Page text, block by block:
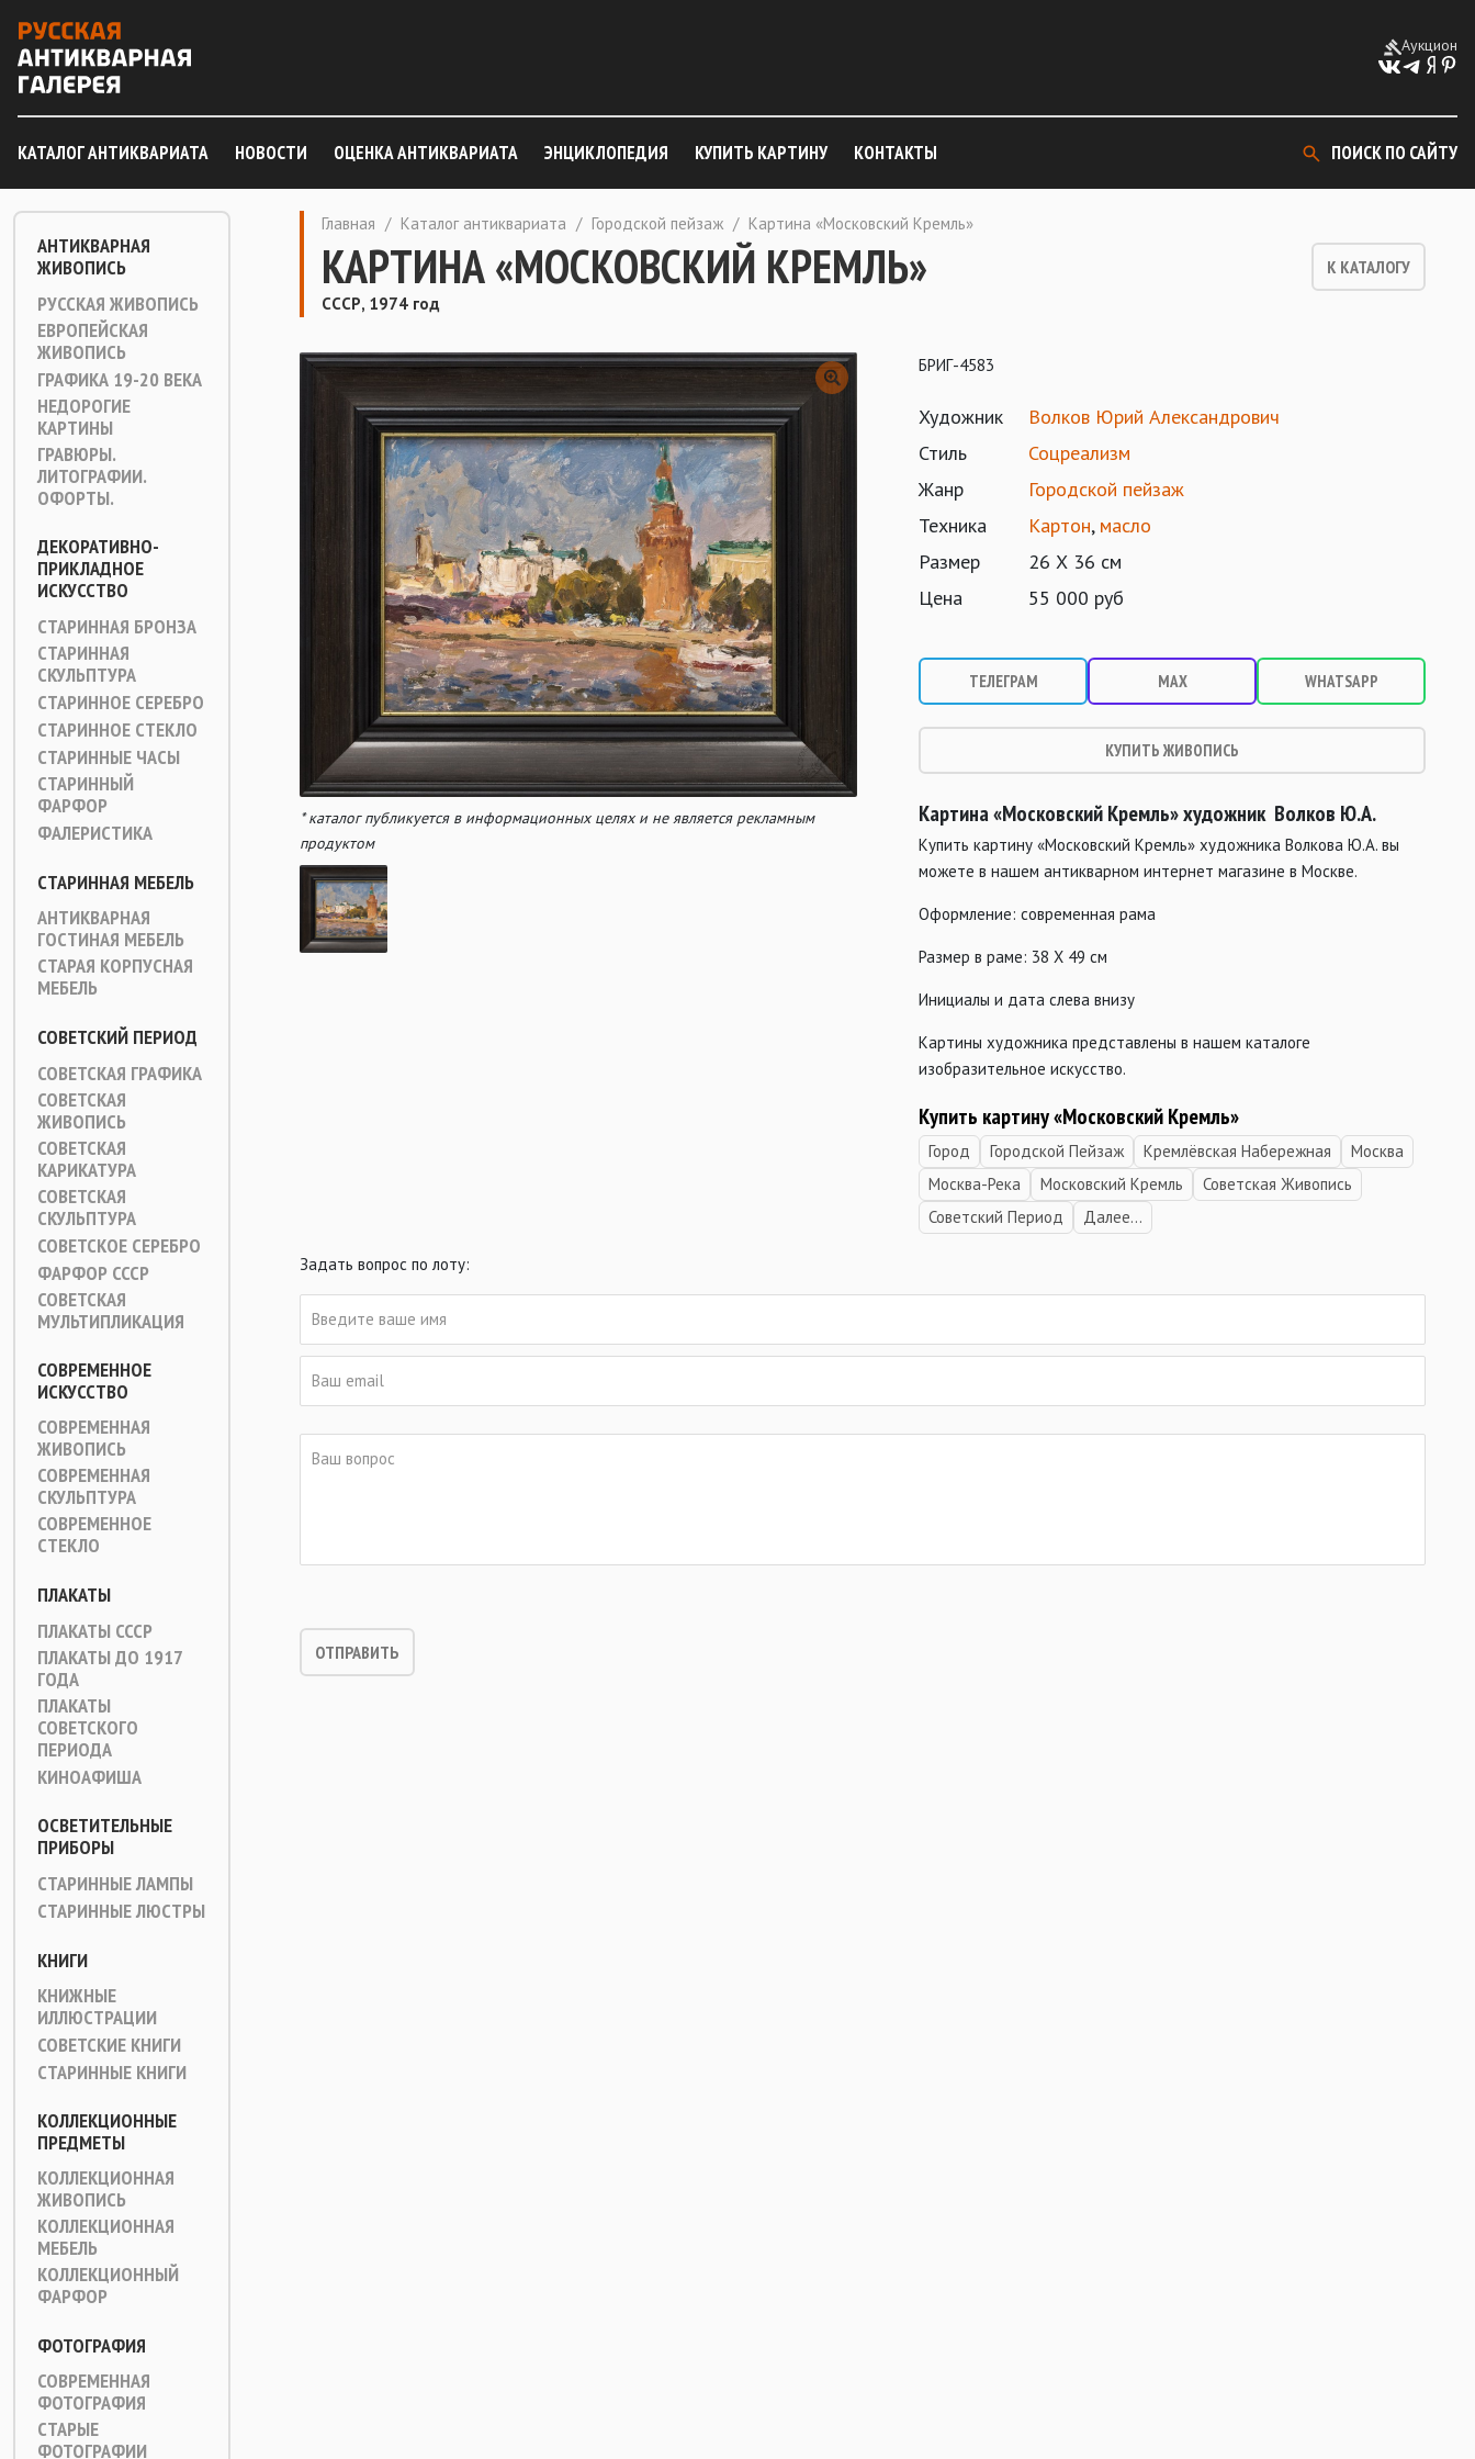
Аукцион
КАТАЛОГ АНТИКВАРИАТА НОВОСТИ ОЦЕНКА АНТИКВАРИАТА ЭНЦИКЛОПЕДИЯ КУПИТЬ КАРТИНУ КОНТАКТЫ ПОИСК ПО САЙТУ
АНТИКВАРНАЯ
ЖИВОПИСЬ
РУССКАЯ ЖИВОПИСЬ
ЕВРОПЕЙСКАЯ
ЖИВОПИСЬ
ГРАФИКА 19-20 ВЕКА
НЕДОРОГИЕ
КАРТИНЫ
ГРАВЮРЫ.
ЛИТОГРАФИИ.
ОФОРТЫ.
ДЕКОРАТИВНО-
ПРИКЛАДНОЕ
ИСКУССТВО
СТАРИННАЯ БРОНЗА
СТАРИННАЯ
СКУЛЬПТУРА
СТАРИННОЕ СЕРЕБРО
СТАРИННОЕ СТЕКЛО
СТАРИННЫЕ ЧАСЫ
СТАРИННЫЙ
ФАРФОР
ФАЛЕРИСТИКА
СТАРИННАЯ МЕБЕЛЬ
АНТИКВАРНАЯ
ГОСТИНАЯ МЕБЕЛЬ
СТАРАЯ КОРПУСНАЯ
МЕБЕЛЬ
СОВЕТСКИЙ ПЕРИОД
СОВЕТСКАЯ ГРАФИКА
СОВЕТСКАЯ
ЖИВОПИСЬ
СОВЕТСКАЯ
КАРИКАТУРА
СОВЕТСКАЯ
СКУЛЬПТУРА
СОВЕТСКОЕ СЕРЕБРО
ФАРФОР СССР
СОВЕТСКАЯ
МУЛЬТИПЛИКАЦИЯ
СОВРЕМЕННОЕ
ИСКУССТВО
СОВРЕМЕННАЯ
ЖИВОПИСЬ
СОВРЕМЕННАЯ
СКУЛЬПТУРА
СОВРЕМЕННОЕ
СТЕКЛО
ПЛАКАТЫ
ПЛАКАТЫ СССР
ПЛАКАТЫ ДО 1917
ГОДА
ПЛАКАТЫ
СОВЕТСКОГО
ПЕРИОДА
КИНОАФИША
ОСВЕТИТЕЛЬНЫЕ
ПРИБОРЫ
СТАРИННЫЕ ЛАМПЫ
СТАРИННЫЕ ЛЮСТРЫ
КНИГИ
КНИЖНЫЕ
ИЛЛЮСТРАЦИИ
СОВЕТСКИЕ КНИГИ
СТАРИННЫЕ КНИГИ
КОЛЛЕКЦИОННЫЕ
ПРЕДМЕТЫ
КОЛЛЕКЦИОННАЯ
ЖИВОПИСЬ
КОЛЛЕКЦИОННАЯ
МЕБЕЛЬ
КОЛЛЕКЦИОННЫЙ
ФАРФОР
ФОТОГРАФИЯ
СОВРЕМЕННАЯ
ФОТОГРАФИЯ
СТАРЫЕ
ФОТОГРАФИИ
Главная / Каталог антиквариата / Городской пейзаж / Картина «Московский Кремль»
КАРТИНА «МОСКОВСКИЙ КРЕМЛЬ» К КАТАЛОГУ
СССР, 1974 год
* каталог публикуется в информационных целях и не является рекламным
продуктом
БРИГ-4583
Художник
Волков Юрий Александрович
Стиль
Соцреализм
Жанр
Городской пейзаж
Техника
Картон, масло
Размер
26 Х 36 см
Цена
55 000 руб
ТЕЛЕГРАМ MAX WHATSAPP
КУПИТЬ ЖИВОПИСЬ
Картина «Московский Кремль» художник Волков Ю.А.
Купить картину «Московский Кремль» художника Волкова Ю.А. вы
можете в нашем антикварном интернет магазине в Москве.
Оформление: современная рама
Размер в раме: 38 Х 49 см
Инициалы и дата слева внизу
Картины художника представлены в нашем каталоге
изобразительное искусство.
Купить картину «Московский Кремль»
Город Городской Пейзаж Кремлёвская Набережная
Москва
Москва-Река
Московский Кремль
Советская Живопись
Советский Период
Далее...
Задать вопрос по лоту: